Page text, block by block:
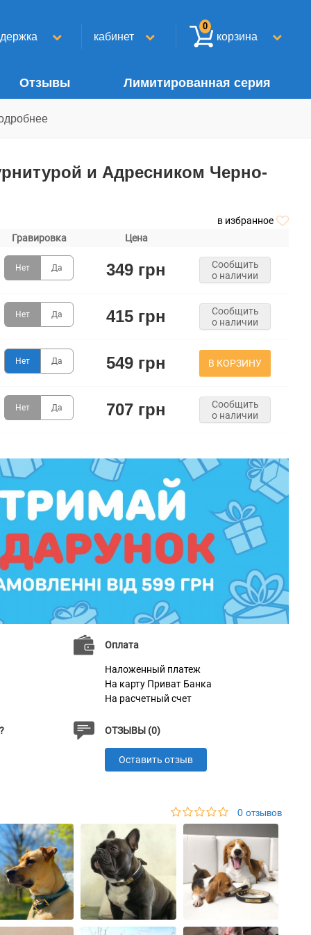
кабинет корзина
0
Отзывы Лимитированная серия
и Адресником Черно-
в избранное
Гравировка
Цена
Нет Да 349 грн
Сообщить
о наличии
Нет Да 415 грн
Сообщить
о наличии
Нет Да 549 грн В КОРЗИНУ
Нет Да 707 грн
Сообщить
о наличии
Оплата
Наложенный платеж
На карту Приват Банка
На расчетный счет
ОТЗЫВЫ (0)
Оставить отзыв
0 отзывов